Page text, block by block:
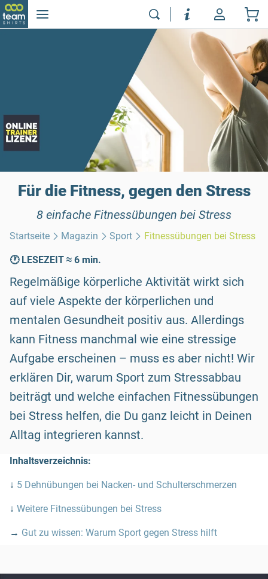
Für die Fitness, gegen den Stress
8 einfache Fitnessübungen bei Stress
Startseite Magazin Sport Fitnessübungen bei Stress
🕐 LESEZEIT ≈ 6 min.
Regelmäßige körperliche Aktivität wirkt sich
auf viele Aspekte der körperlichen und
mentalen Gesundheit positiv aus. Allerdings
kann Fitness manchmal wie eine stressige
Aufgabe erscheinen – muss es aber nicht! Wir
erklären Dir, warum Sport zum Stressabbau
beiträgt und welche einfachen Fitnessübungen
bei Stress helfen, die Du ganz leicht in Deinen
Alltag integrieren kannst.
Inhaltsverzeichnis:
↓ 5 Dehnübungen bei Nacken- und Schulterschmerzen
↓ Weitere Fitnessübungen bei Stress
→ Gut zu wissen: Warum Sport gegen Stress hilft